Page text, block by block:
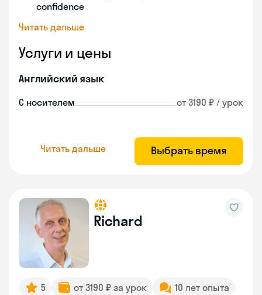
confidence
Читать дальше
Услуги и цены
Английский язык
С носителем от 3190 ₽ / урок
Читать дальше Выбрать время
Richard
5 от 3190 ₽ за урок
10 лет опыта